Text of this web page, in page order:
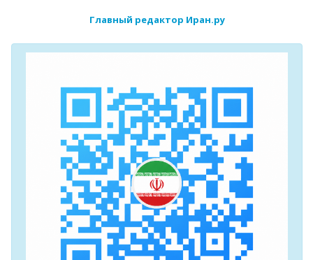
Главный редактор Иран.ру